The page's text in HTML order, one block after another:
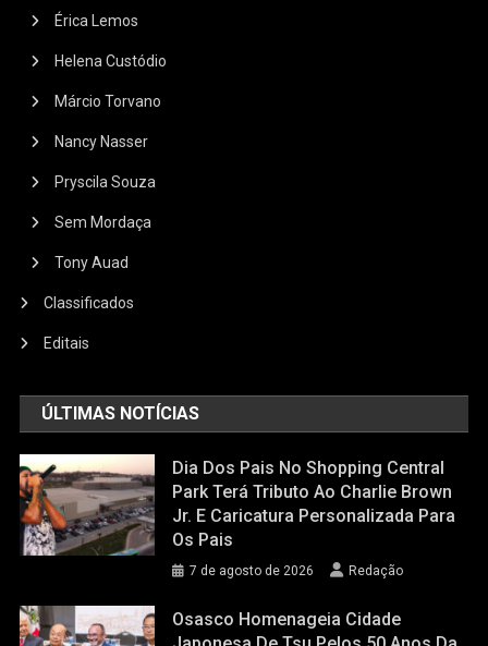
Érica Lemos
Helena Custódio
Márcio Torvano
Nancy Nasser
Pryscila Souza
Sem Mordaça
Tony Auad
Classificados
Editais
ÚLTIMAS NOTÍCIAS
Dia Dos Pais No Shopping Central
Park Terá Tributo Ao Charlie Brown
Jr. E Caricatura Personalizada Para
Os Pais
7 de agosto de 2026 Redação
Osasco Homenageia Cidade